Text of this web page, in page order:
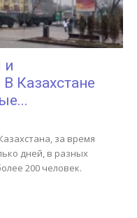
и
Казахстане
за время
дней, в разных
200 человек.